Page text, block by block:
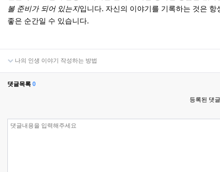
볼 준비가 되어 있는지입니다. 자신의 이야기를 기록하는 것은
좋은 순간일 수 있습니다.
나의 인생 이야기 작성하는 방법
댓글목록 0
등록된 댓